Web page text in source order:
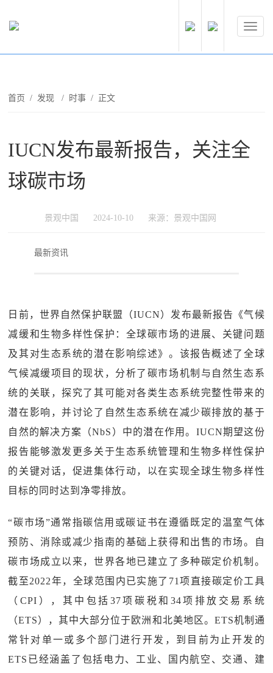
首页 /发现 / 时事 / 正文
IUCN发布最新报告，关注全
球碳市场
景观中国 2024-10-10 来源：景观中国网
最新资讯
日前，世界自然保护联盟（IUCN）发布最新报告《气候
减缓和生物多样性保护：全球碳市场的进展、关键问题
及其对生态系统的潜在影响综述》。该报告概述了全球
气候减缓项目的现状，分析了碳市场机制与自然生态系
统的关联，探究了其可能对各类生态系统完整性带来的
潜在影响，并讨论了自然生态系统在减少碳排放的基于
自然的解决方案（NbS）中的潜在作用。IUCN期望这份
报告能够激发更多关于生态系统管理和生物多样性保护
的关键对话，促进集体行动，以在实现全球生物多样性
目标的同时达到净零排放。
“碳市场”通常指碳信用或碳证书在遵循既定的温室气体
预防、消除或减少指南的基础上获得和出售的市场。自
碳市场成立以来，世界各地已建立了多种碳定价机制。
截至2022年，全球范围内已实施了71项直接碳定价工具
（CPI），其中包括37项碳税和34项排放交易系统
（ETS），其中大部分位于欧洲和北美地区。ETS机制通
常针对单一或多个部门进行开发，到目前为止开发的
ETS已经涵盖了包括电力、工业、国内航空、交通、建